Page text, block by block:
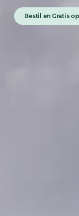
Bestil en Gratis